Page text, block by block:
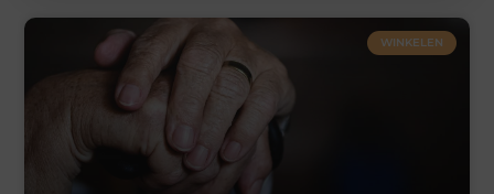
WINKELEN